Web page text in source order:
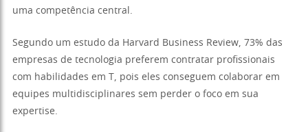
uma competência central.
Segundo um estudo da Harvard Business Review, 73% das
empresas de tecnologia preferem contratar profissionais
com habilidades em T, pois eles conseguem colaborar em
equipes multidisciplinares sem perder o foco em sua
expertise.